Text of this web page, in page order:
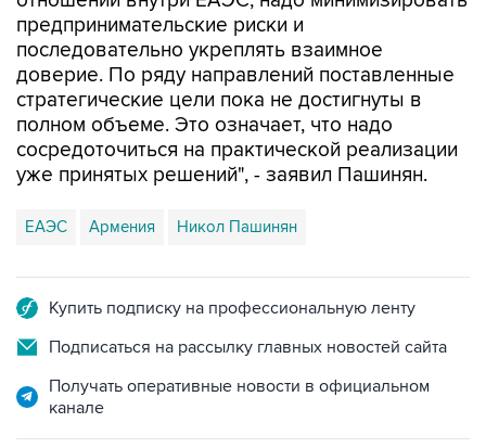
предпринимательские риски и
последовательно укреплять взаимное
доверие. По ряду направлений поставленные
стратегические цели пока не достигнуты в
полном объеме. Это означает, что надо
сосредоточиться на практической реализации
уже принятых решений", - заявил Пашинян.
ЕАЭС Армения Никол Пашинян
Купить подписку на профессиональную ленту
Подписаться на рассылку главных новостей сайта
Получать оперативные новости в официальном
канале